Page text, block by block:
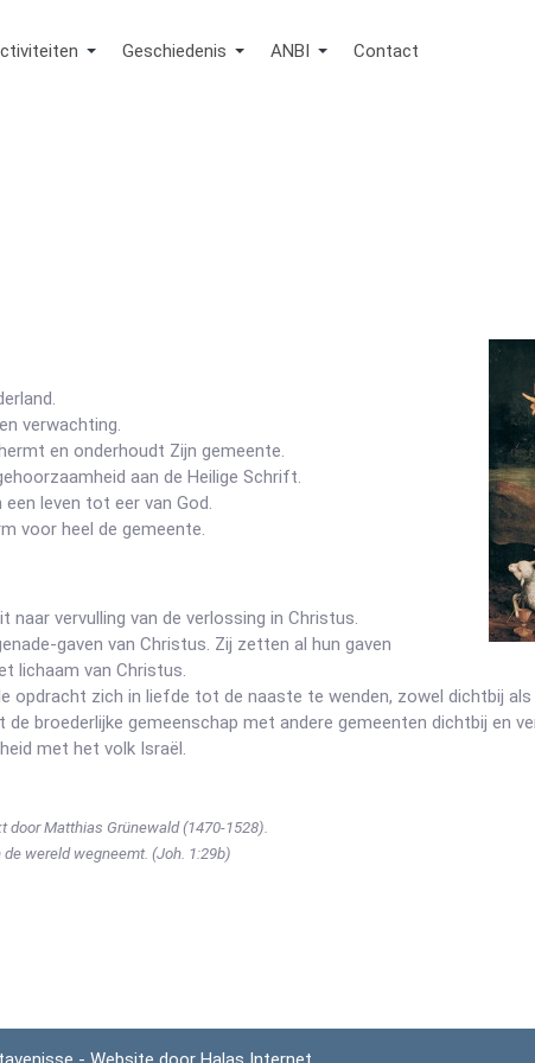
Geschiedenis ANBI Contact
verwachting.
en onderhoudt Zijn gemeente.
aan de Heilige Schrift.
leven tot eer van God.
voor heel de gemeente.
naar vervulling van de verlossing in Christus.
gaven van Christus. Zij zetten al hun gaven
lichaam van Christus.
opdracht zich in liefde tot de naaste te wenden, zowel dichtbij als
broederlijke gemeenschap met andere gemeenten dichtbij en
met het volk Israël.
door Matthias Grünewald (1470-1528).
wereld wegneemt. (Joh. 1:29b)